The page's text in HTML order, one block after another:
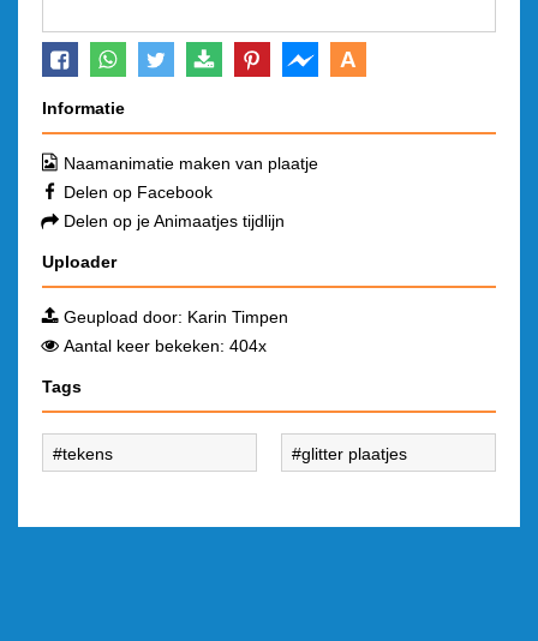
A
Informatie
Naamanimatie maken van plaatje
Delen op Facebook
Delen op je Animaatjes tijdlijn
Uploader
Geupload door: Karin Timpen
Aantal keer bekeken: 404x
Tags
tekens glitter plaatjes